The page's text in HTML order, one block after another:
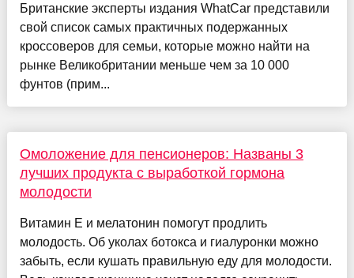
Британские эксперты издания WhatCar представили
свой список самых практичных подержанных
кроссоверов для семьи, которые можно найти на
рынке Великобритании меньше чем за 10 000
фунтов (прим...
Омоложение для пенсионеров: Названы 3
лучших продукта с выработкой гормона
молодости
Витамин Е и мелатонин помогут продлить
молодость. Об уколах ботокса и гиалуронки можно
забыть, если кушать правильную еду для молодости.